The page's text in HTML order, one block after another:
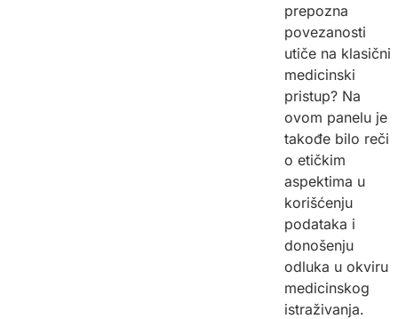
prepozna
povezanosti
utiče na klasični
medicinski
pristup? Na
ovom panelu je
takođe bilo reči
o etičkim
aspektima u
korišćenju
podataka i
donošenju
odluka u okviru
medicinskog
istraživanja.